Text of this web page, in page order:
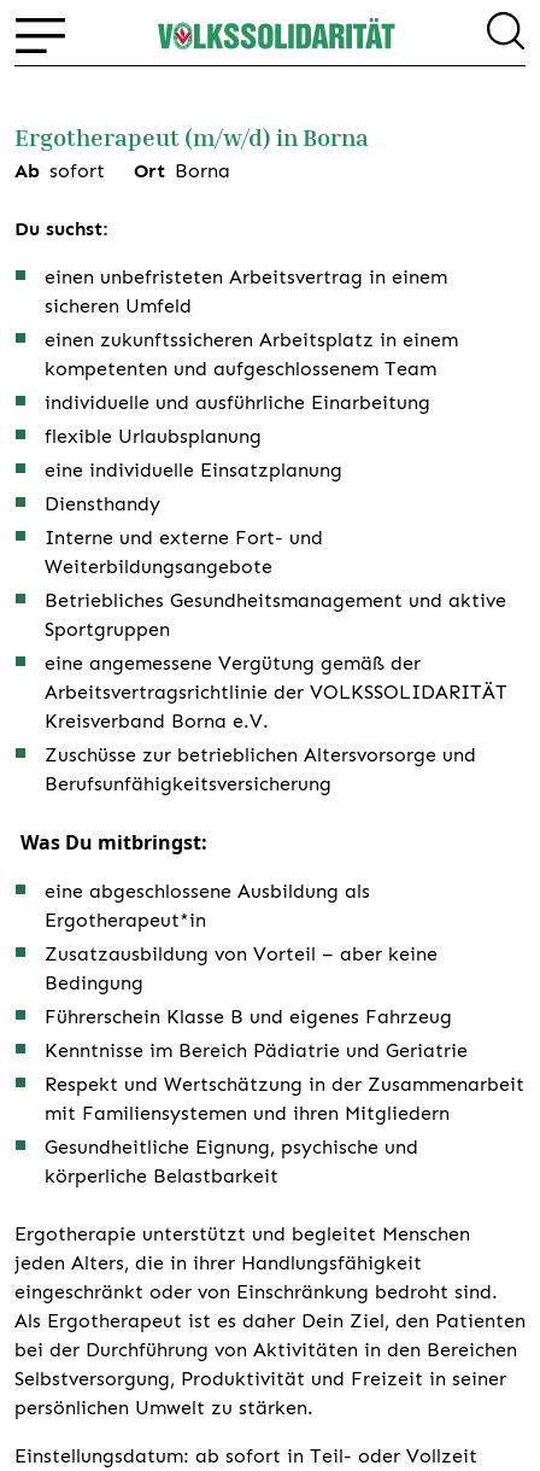
Ergotherapeut (m/w/d) in Borna
Ab sofort Ort Borna
Du suchst:
einen unbefristeten Arbeitsvertrag in einem
sicheren Umfeld
einen zukunftssicheren Arbeitsplatz in einem
kompetenten und aufgeschlossenem Team
individuelle und ausführliche Einarbeitung
flexible Urlaubsplanung
eine individuelle Einsatzplanung
Diensthandy
Interne und externe Fort- und
Weiterbildungsangebote
Betriebliches Gesundheitsmanagement und aktive
Sportgruppen
eine angemessene Vergütung gemäß der
Arbeitsvertragsrichtlinie der VOLKSSOLIDARITÄT
Kreisverband Borna e.V.
Zuschüsse zur betrieblichen Altersvorsorge und
Berufsunfähigkeitsversicherung
Was Du mitbringst:
eine abgeschlossene Ausbildung als
Ergotherapeut*in
Zusatzausbildung von Vorteil – aber keine
Bedingung
Führerschein Klasse B und eigenes Fahrzeug
Kenntnisse im Bereich Pädiatrie und Geriatrie
Respekt und Wertschätzung in der Zusammenarbeit
mit Familiensystemen und ihren Mitgliedern
Gesundheitliche Eignung, psychische und
körperliche Belastbarkeit
Ergotherapie unterstützt und begleitet Menschen
jeden Alters, die in ihrer Handlungsfähigkeit
eingeschränkt oder von Einschränkung bedroht sind.
Als Ergotherapeut ist es daher Dein Ziel, den Patienten
bei der Durchführung von Aktivitäten in den Bereichen
Selbstversorgung, Produktivität und Freizeit in seiner
persönlichen Umwelt zu stärken.
Einstellungsdatum: ab sofort in Teil- oder Vollzeit